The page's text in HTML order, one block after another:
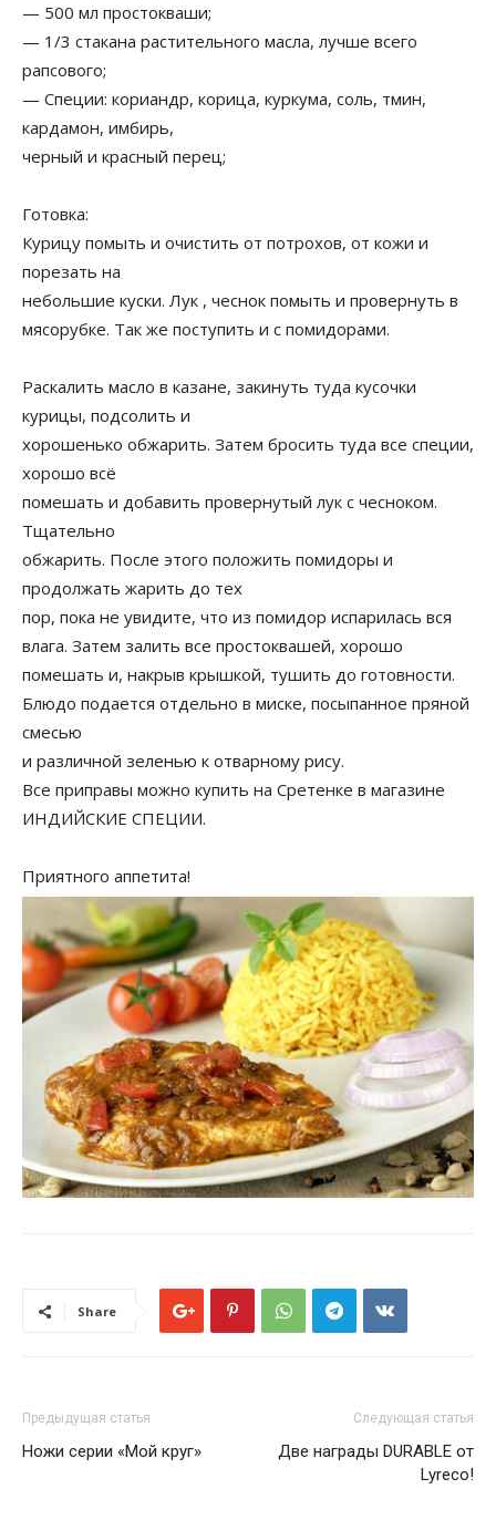
— 500 мл простокваши;
— 1/3 стакана растительного масла, лучше всего
рапсового;
— Специи: кориандр, корица, куркума, соль, тмин,
кардамон, имбирь,
черный и красный перец;
Готовка:
Курицу помыть и очистить от потрохов, от кожи и
порезать на
небольшие куски. Лук , чеснок помыть и провернуть в
мясорубке. Так же поступить и с помидорами.
Раскалить масло в казане, закинуть туда кусочки
курицы, подсолить и
хорошенько обжарить. Затем бросить туда все специи,
хорошо всё
помешать и добавить провернутый лук с чесноком.
Тщательно
обжарить. После этого положить помидоры и
продолжать жарить до тех
пор, пока не увидите, что из помидор испарилась вся
влага. Затем залить все простоквашей, хорошо
помешать и, накрыв крышкой, тушить до готовности.
Блюдо подается отдельно в миске, посыпанное пряной
смесью
и различной зеленью к отварному рису.
Все приправы можно купить на Сретенке в магазине
ИНДИЙСКИЕ СПЕЦИИ.
Приятного аппетита!
Share
Предыдущая статья
Ножи серии «Мой круг»
Следующая статья
Две награды DURABLE от
Lyreco!